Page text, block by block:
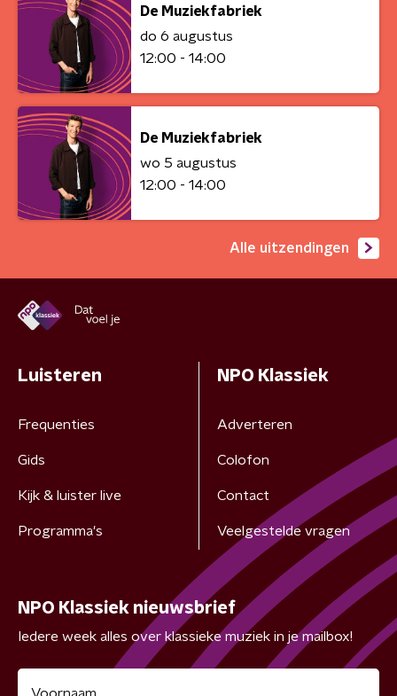
De Muziekfabriek
do 6 augustus
12:00 - 14:00
De Muziekfabriek
wo 5 augustus
12:00 - 14:00
Alle uitzendingen
Luisteren
Frequenties
Gids
Kijk & luister live
Programma's
NPO Klassiek
Adverteren
Colofon
Contact
Veelgestelde vragen
NPO Klassiek nieuwsbrief
Iedere week alles over klassieke muziek in je mailbox!